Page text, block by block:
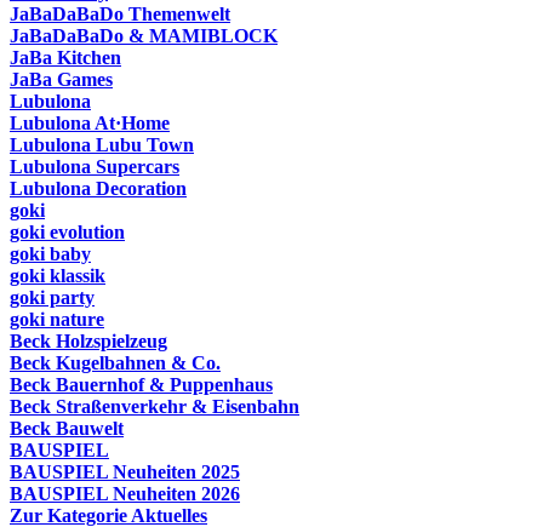
JaBaDaBaDo Themenwelt
JaBaDaBaDo & MAMIBLOCK
JaBa Kitchen
JaBa Games
Lubulona
Lubulona At·Home
Lubulona Lubu Town
Lubulona Supercars
Lubulona Decoration
goki
goki evolution
goki baby
goki klassik
goki party
goki nature
Beck Holzspielzeug
Beck Kugelbahnen & Co.
Beck Bauernhof & Puppenhaus
Beck Straßenverkehr & Eisenbahn
Beck Bauwelt
BAUSPIEL
BAUSPIEL Neuheiten 2025
BAUSPIEL Neuheiten 2026
Zur Kategorie Aktuelles